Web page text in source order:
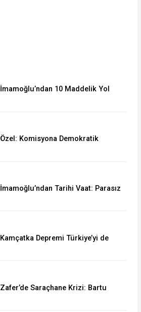
İmamoğlu’ndan 10 Maddelik Yol
Özel: Komisyona Demokratik
İmamoğlu’ndan Tarihi Vaat: Parasız
Kamçatka Depremi Türkiye’yi de
Zafer’de Saraçhane Krizi: Bartu